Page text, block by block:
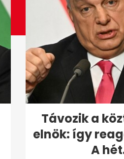
Távozik a
elnök: így
A